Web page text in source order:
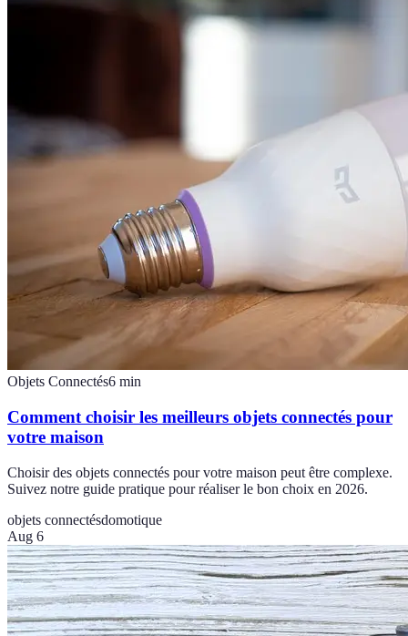
Objets Connectés6 min
Comment choisir les meilleurs objets connectés pour
votre maison
Choisir des objets connectés pour votre maison peut être complexe.
Suivez notre guide pratique pour réaliser le bon choix en 2026.
objets connectésdomotique
Aug 6